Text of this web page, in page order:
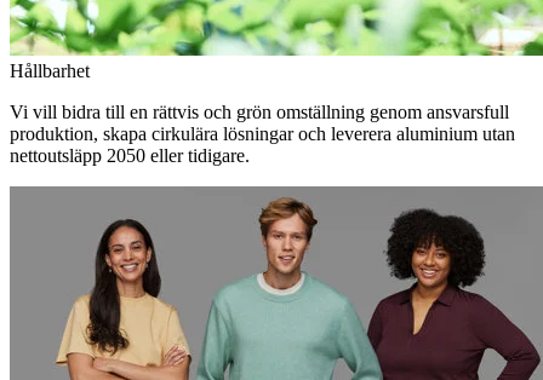
Hållbarhet
Vi vill bidra till en rättvis och grön omställning genom ansvarsfull
produktion, skapa cirkulära lösningar och leverera aluminium utan
nettoutsläpp 2050 eller tidigare.